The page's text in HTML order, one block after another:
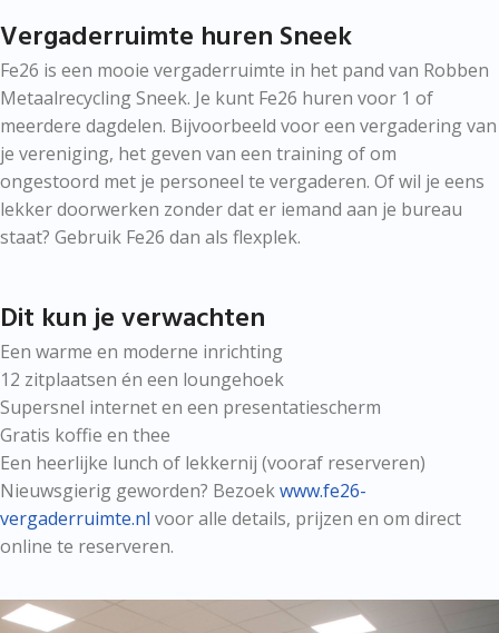
Vergaderruimte huren Sneek
Fe26 is een mooie vergaderruimte in het pand van Robben
Metaalrecycling Sneek. Je kunt Fe26 huren voor 1 of
meerdere dagdelen. Bijvoorbeeld voor een vergadering van
je vereniging, het geven van een training of om
ongestoord met je personeel te vergaderen. Of wil je eens
lekker doorwerken zonder dat er iemand aan je bureau
staat? Gebruik Fe26 dan als flexplek.
Dit kun je verwachten
Een warme en moderne inrichting
12 zitplaatsen én een loungehoek
Supersnel internet en een presentatiescherm
Gratis koffie en thee
Een heerlijke lunch of lekkernij (vooraf reserveren)
Nieuwsgierig geworden? Bezoekwww.fe26-
vergaderruimte.nl voor alle details, prijzen en om direct
online te reserveren.